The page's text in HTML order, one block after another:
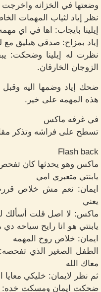
وضعتها في الخزانه واخرجت
نظر إياد لثياب المهمات
إيلينا بايجاب: اها في اي
إياد بمزاح: صدقي هيليق مع
نظرت له إيلينا وضحكت:
الزوجان الخارقان.
ضحك إياد وضمها اليه
هذه المهمه على خير.
في غرفه ماكس
تسطح على فراشه وتذكر
Flash back
ماكس وهو يحدثها كان
يابنتي متعبري امي
ايمان: نعم مش خلاص
يعني
ماكس: لا اصل قلت أسألك
يابنتي هو انا رايح سياحه
ايمان: خلاص روح المهمه
الطفل الصغير الذي
معاك الله
ثم نظر لايمان: خليكي معايا
ضحكت ايمان ومسكت خده: